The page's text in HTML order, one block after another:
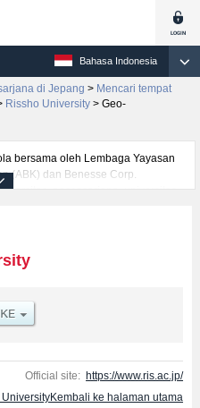
Bahasa Indonesia
di Jepang > Mencari tempat
Rissho University > Geo-
bersama oleh Lembaga Yayasan
(ABK) dan Benesse Corp.
pascasarjana, universitas
Business
Social WelfareatauFakultas
berguna bagi mahasiswa(i)
pendaftar dan jumlah kelulusan
Official site: https://www.ris.ac.jp/
ke halaman utama